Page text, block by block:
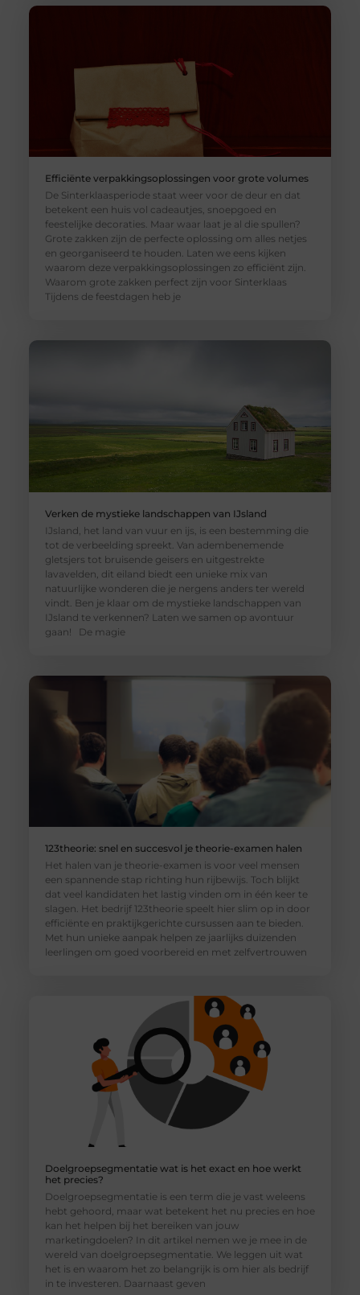
Efficiënte verpakkingsoplossingen voor grote volumes
De Sinterklaasperiode staat weer voor de deur en dat
betekent een huis vol cadeautjes, snoepgoed en
feestelijke decoraties. Maar waar laat je al die spullen?
Grote zakken zijn de perfecte oplossing om alles netjes
en georganiseerd te houden. Laten we eens kijken
waarom deze verpakkingsoplossingen zo efficiënt zijn.
Waarom grote zakken perfect zijn voor Sinterklaas
Tijdens de feestdagen heb je
Verken de mystieke landschappen van IJsland
IJsland, het land van vuur en ijs, is een bestemming die
tot de verbeelding spreekt. Van adembenemende
gletsjers tot bruisende geisers en uitgestrekte
lavavelden, dit eiland biedt een unieke mix van
natuurlijke wonderen die je nergens anders ter wereld
vindt. Ben je klaar om de mystieke landschappen van
IJsland te verkennen? Laten we samen op avontuur
gaan! De magie
123theorie: snel en succesvol je theorie-examen halen
Het halen van je theorie-examen is voor veel mensen
een spannende stap richting hun rijbewijs. Toch blijkt
dat veel kandidaten het lastig vinden om in één keer te
slagen. Het bedrijf 123theorie speelt hier slim op in door
efficiënte en praktijkgerichte cursussen aan te bieden.
Met hun unieke aanpak helpen ze jaarlijks duizenden
leerlingen om goed voorbereid en met zelfvertrouwen
Doelgroepsegmentatie wat is het exact en hoe werkt
het precies?
Doelgroepsegmentatie is een term die je vast weleens
hebt gehoord, maar wat betekent het nu precies en hoe
kan het helpen bij het bereiken van jouw
marketingdoelen? In dit artikel nemen we je mee in de
wereld van doelgroepsegmentatie. We leggen uit wat
het is en waarom het zo belangrijk is om hier als bedrijf
in te investeren. Daarnaast geven